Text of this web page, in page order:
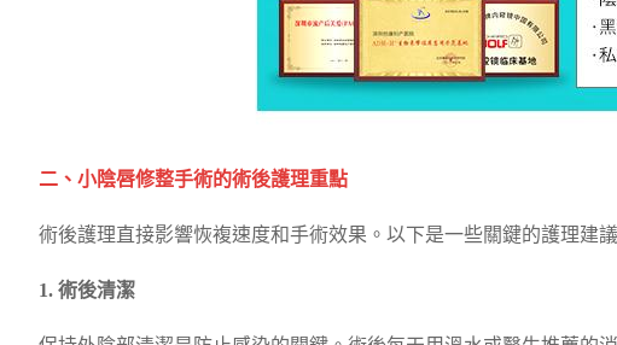
二、小陰唇修整手術的術後護理重點
術後護理直接影響恢複速度和手術效果。以下是一些關鍵的護理建議
1. 術後清潔